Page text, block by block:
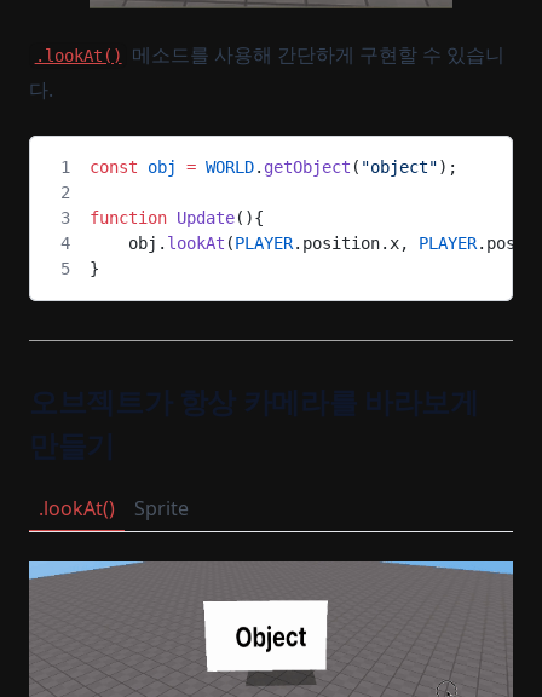
.lookAt()
메소드를 사용해 간단하게 구현할 수 있습니
다.
const obj = WORLD. getObject ( "object");
function Update(){
    obj.
lookAt (PLAYER.position.x, PLAYER
}
오브젝트가 항상 카메라를 바라보게
만들기
.lookAt() Sprite